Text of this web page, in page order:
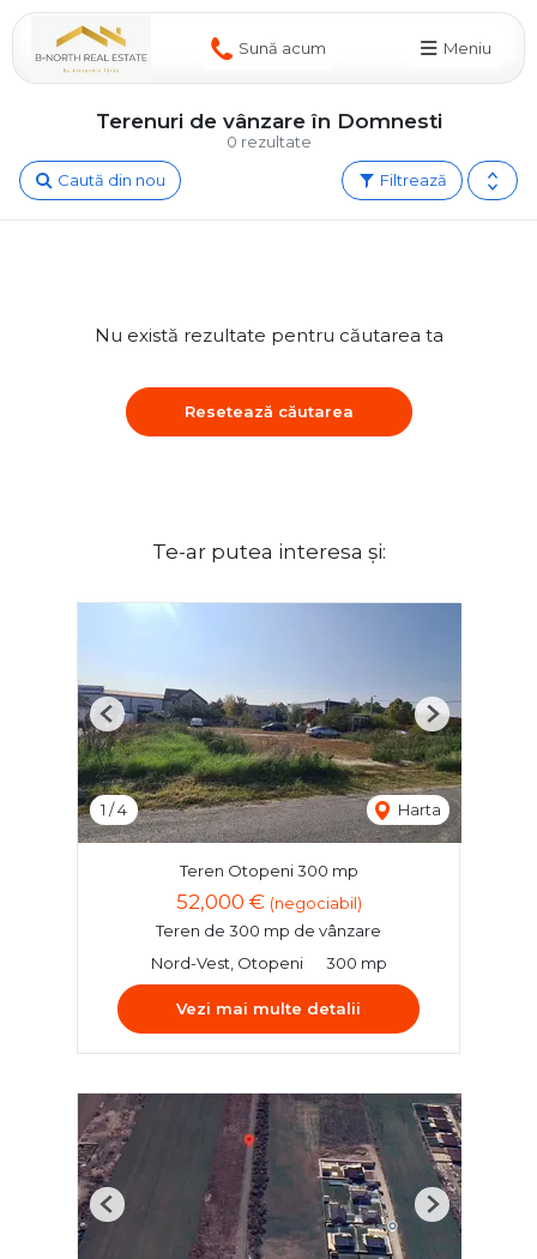
Sună acum Meniu
0 rezultate
Terenuri de vânzare în Domnesti
Filtrează
Caută din nou
Nu există rezultate pentru căutarea ta
Resetează căutarea
Te-ar putea interesa și:
1 /4 Harta
Previous Next
Teren Otopeni 300 mp
52,000 € (negociabil)
Teren de 300 mp de vânzare
Nord-Vest, Otopeni
300 mp
Vezi mai multe detalii
Previous Next